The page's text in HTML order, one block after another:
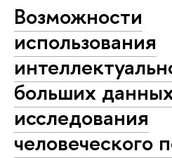
Возможности
использования
больших
исследования
человеческого